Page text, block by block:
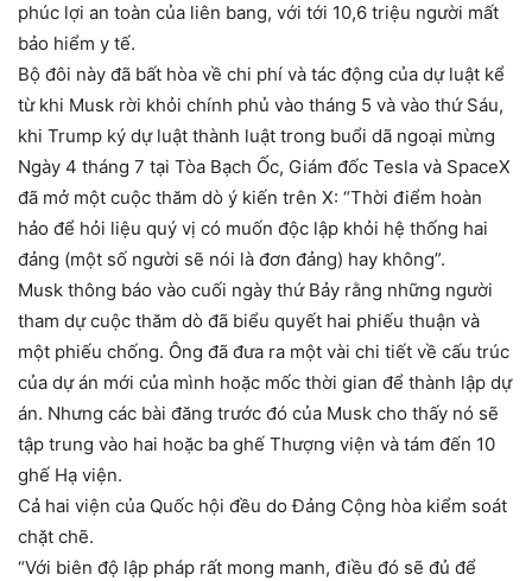
phúc lợi an toàn của liên bang, với tới 10,6 triệu người mất
bảo hiểm y tế.
Bộ đôi này đã bất hòa về chi phí và tác động của dự luật kể
từ khi Musk rời khỏi chính phủ vào tháng 5 và vào thứ Sáu,
khi Trump ký dự luật thành luật trong buổi dã ngoại mừng
Ngày 4 tháng 7 tại Tòa Bạch Ốc, Giám đốc Tesla và SpaceX
đã mở một cuộc thăm dò ý kiến ​​trên X: “Thời điểm hoàn
hảo để hỏi liệu quý vị có muốn độc lập khỏi hệ thống hai
đảng (một số người sẽ nói là đơn đảng) hay không”.
Musk thông báo vào cuối ngày thứ Bảy rằng những người
tham dự cuộc thăm dò đã biểu quyết hai phiếu thuận và
một phiếu chống. Ông đã đưa ra một vài chi tiết về cấu trúc
của dự án mới của mình hoặc mốc thời gian để thành lập dự
án. Nhưng các bài đăng trước đó của Musk cho thấy nó sẽ
tập trung vào hai hoặc ba ghế Thượng viện và tám đến 10
ghế Hạ viện.
Cả hai viện của Quốc hội đều do Đảng Cộng hòa kiểm soát
chặt chẽ.
“Với biên độ lập pháp rất mong manh, điều đó sẽ đủ để